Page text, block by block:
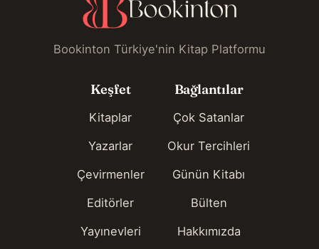
Bookinton Türkiye'nin Kitap Platformu
Keşfet
Kitaplar
Yazarlar
Çevirmenler
Editörler
Yayınevleri
Bağlantılar
Çok Satanlar
Okur Tercihleri
Günün Kitabı
Bülten
Hakkımızda